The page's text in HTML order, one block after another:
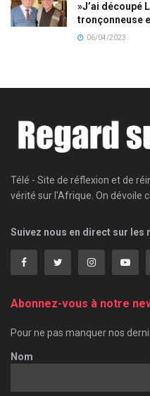
»J’ai découpé
tronçonneuse
06/04/2023
Télé - Site de réflexion et de
vérité sur l'Afrique. On dévoile
Suivez nous en direct sur les
Abonnez-vous à notre
Pour ne pas manquer nos
Nom